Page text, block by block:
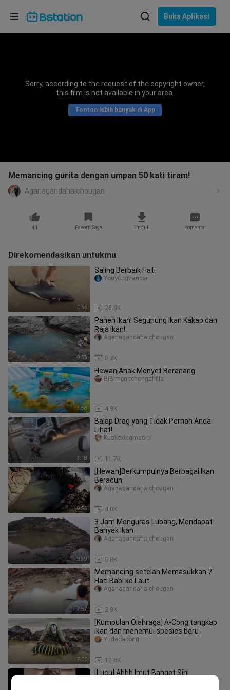
Buka Aplikasi
Sorry, according to the request of the copyright owner,
this film is not available in your area.
Tonton lebih banyak di App
Memancing gurita dengan umpan 50 kati tiram!
Aganagandahaichougan
41 Favorit Saya Unduh Komentar
Direkomendasikan untukmu
0:55
Saling Berbaik Hati
26.8K
Youyongtiancai
9:55
Panen Ikan! Segunung Ikan Kakap dan
Raja Ikan!
8.2K
Aganagandahaichougan
3:58
Hewan|Anak Monyet Berenang
4.9K
BiBimengchongzhijia
3:18
Balap Drag yang Tidak Pernah Anda
Lihat!
11.7K
Kuailexingmaoづ
9:55
[Hewan]Berkumpulnya Berbagai Ikan
Beracun
4.0K
Aganagandahaichougan
9:39
3 Jam Menguras Lubang, Mendapat
Banyak Ikan
5.8K
Aganagandahaichougan
7:57
Memancing setelah Memasukkan 7
Hati Babi ke Laut
2.9K
Aganagandahaichougan
7:00
[Kumpulan Olahraga] A-Cong tangkap
ikan dan menemui spesies baru
12.6K
Yudaoacong
[Lucu] Ahhh Imut Banget Sih!
Pilih bahasa
Bahasa Indonesia